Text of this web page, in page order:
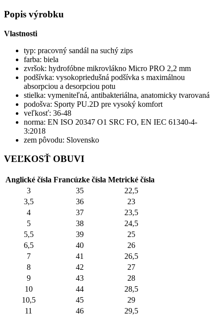
Popis výrobku
Vlastnosti
typ: pracovný sandál na suchý zips
farba: biela
zvršok: hydrofóbne mikrovlákno Micro PRO 2,2 mm
podšívka: vysokopriedušná podšívka s maximálnou
absorpciou a desorpciou potu
stielka: vymeniteľná, antibakteriálna, anatomicky tvarovaná
podošva: Sporty PU.2D pre vysoký komfort
veľkosť: 36-48
norma: EN ISO 20347 O1 SRC FO, EN IEC 61340-4-
3:2018
zem pôvodu: Slovensko
VEĽKOSŤ OBUVI
Anglické čísla Francúzke čísla Metrické čísla
3
35
22,5
3,5
36
23
4
37
23,5
5
38
24,5
5,5
39
25
6,5
40
26
7
41
26,5
8
42
27
9
43
28
10
44
28,5
10,5
45
29
11
46
29,5